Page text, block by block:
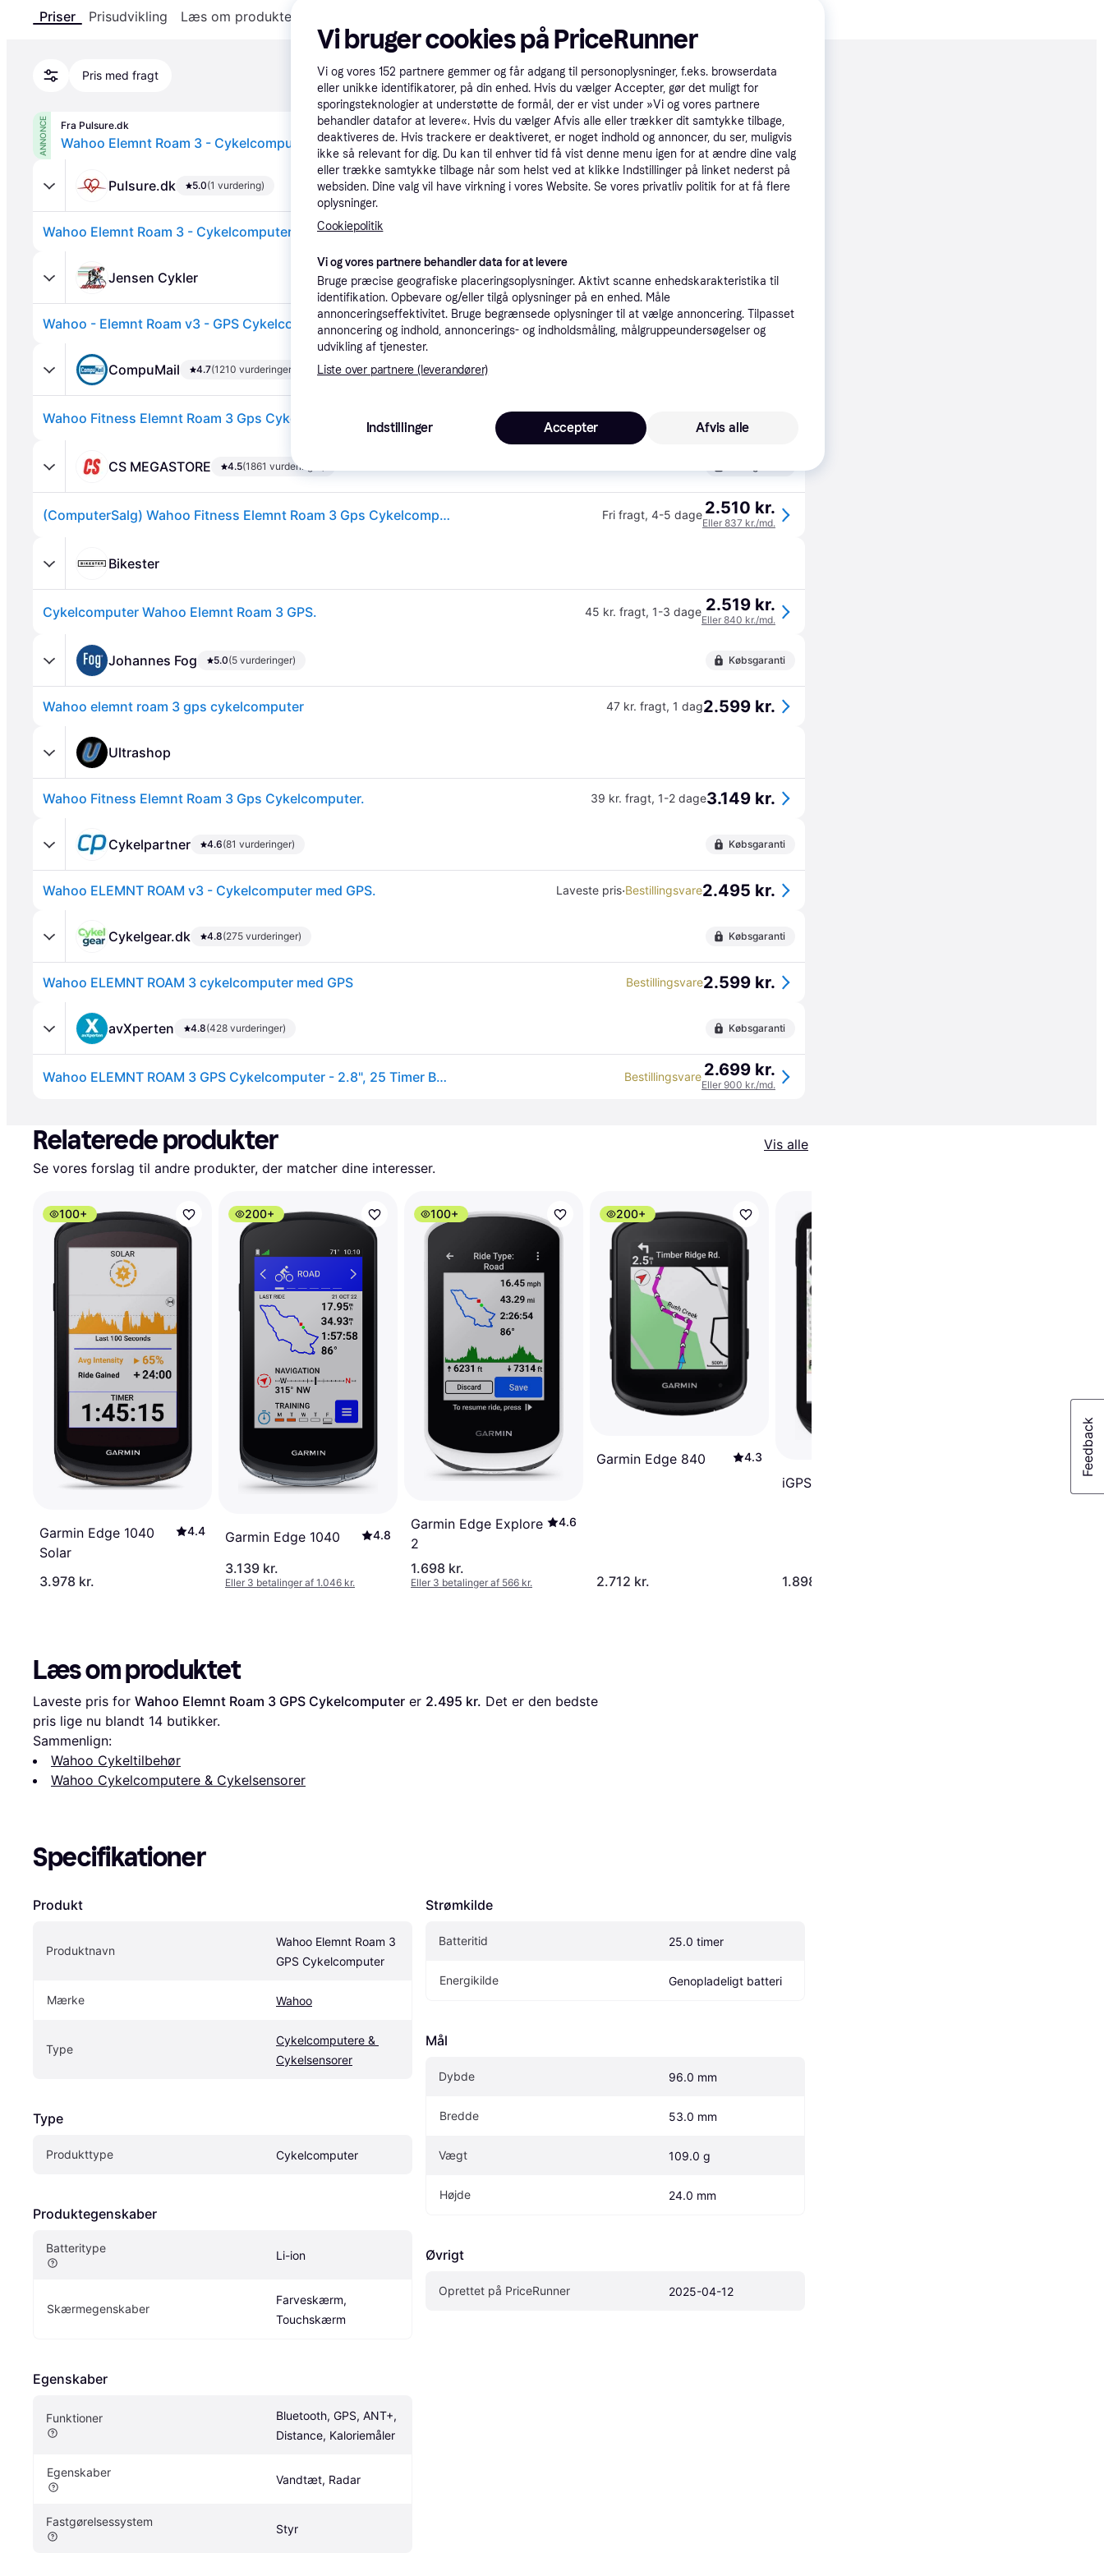
Priser Prisudvikling Læs om produktet
Pris med fragt Promoveret
ANNONCE Fra Pulsure.dk
Wahoo Elemnt Roam 3 - Cykelcomputer Køb hos officiel Wahoo forhandler for bedste service. Fri fragt, 1-2 dage2.495 kr.
Pulsure.dk 5.0(1 vurdering) Købsgaranti
Jensen Cykler Købsgaranti
Wahoo - Elemnt Roam v3 - GPS Cykelcomputer Laveste pris· Fri fragt 1-2 dage 2.495 kr.
CompuMail 4.7(1210 vurderinger)
Fri fragt
Eller 833 kr./md.
CS MEGASTORE 4.5(1861 vurderinger)
(ComputerSalg) Wahoo Fitness Elemnt Roam 3 Gps Cykelcomputer Fri fragt, 4-5 dage 2.510 kr.
Eller 837 kr./md.
Bikester
Cykelcomputer Wahoo Elemnt Roam 3 GPS. 45 kr. fragt, 1-3 dage 2.519 kr.
Eller 840 kr./md.
Johannes Fog 5.0(5 vurderinger) Købsgaranti
Wahoo elemnt roam 3 gps cykelcomputer 47 kr. fragt, 1 dag2.599 kr.
Ultrashop
Wahoo Fitness Elemnt Roam 3 Gps Cykelcomputer. 39 kr. fragt, 1-2 dage3.149 kr.
Cykelpartner 4.6(81 vurderinger) Købsgaranti
Wahoo ELEMNT ROAM v3 - Cykelcomputer med GPS. Laveste pris·Bestillingsvare2.495 kr.
Cykelgear.dk 4.8(275 vurderinger) Købsgaranti
Wahoo ELEMNT ROAM 3 cykelcomputer med GPS Bestillingsvare2.599 kr.
avXperten 4.8(428 vurderinger) Købsgaranti
Wahoo ELEMNT ROAM 3 GPS Cykelcomputer - 2.8", 25 Timer Batteritid Bestillingsvare 2.699 kr.
Eller 900 kr./md.
Relaterede produkter
Vis alle
Se vores forslag til andre produkter, der matcher dine interesser.
100+
Garmin Edge 1040
Solar
4.4
3.978 kr.
200+
Garmin Edge 1040 4.8
3.139 kr.
Eller 3 betalinger af 1.046 kr.
100+
Garmin Edge Explore
2
4.6
1.698 kr.
Eller 3 betalinger af 566 kr.
200+
Garmin Edge 840 4.3
2.712 kr.
iGPSPORT iGS800
1.898 kr.
Læs om produktet
Laveste pris for Wahoo Elemnt Roam 3 GPS Cykelcomputer er 2.495 kr. Det er den bedste
pris lige nu blandt 14 butikker.
Sammenlign:
Wahoo Cykeltilbehør
Wahoo Cykelcomputere & Cykelsensorer
Specifikationer
Produkt
Produktnavn
Wahoo Elemnt Roam 3
GPS Cykelcomputer
Mærke Wahoo
Type
Cykelcomputere &
Cykelsensorer
Type
Produkttype Cykelcomputer
Produktegenskaber
Batteritype
Li-ion
Skærmegenskaber
Farveskærm,
Touchskærm
Egenskaber
Funktioner
Bluetooth, GPS, ANT+,
Distance, Kaloriemåler
Egenskaber
Vandtæt, Radar
Fastgørelsessystem
Styr
Strømkilde
Batteritid 25.0 timer
Energikilde Genopladeligt batteri
Mål
Dybde 96.0 mm
Bredde 53.0 mm
Vægt 109.0 g
Højde 24.0 mm
Øvrigt
Oprettet på PriceRunner 2025-04-12
Vi bruger cookies på PriceRunner
Vi og vores 152 partnere gemmer og får adgang til personoplysninger, f.eks. browserdata
eller unikke identifikatorer, på din enhed. Hvis du vælger Accepter, gør det muligt for
sporingsteknologier at understøtte de formål, der er vist under »Vi og vores partnere
behandler datafor at levere«. Hvis du vælger Afvis alle eller trækker dit samtykke tilbage,
deaktiveres de. Hvis trackere er deaktiveret, er noget indhold og annoncer, du ser, muligvis
ikke så relevant for dig. Du kan til enhver tid få vist denne menu igen for at ændre dine valg
eller trække samtykke tilbage når som helst ved at klikke Indstillinger på linket nederst på
websiden. Dine valg vil have virkning i vores Website. Se vores privatliv politik for at få flere
oplysninger.
Cookiepolitik
Vi og vores partnere behandler data for at levere
Bruge præcise geografiske placeringsoplysninger. Aktivt scanne enhedskarakteristika til
identifikation. Opbevare og/eller tilgå oplysninger på en enhed. Måle
annonceringseffektivitet. Bruge begrænsede oplysninger til at vælge annoncering. Tilpasset
annoncering og indhold, annoncerings- og indholdsmåling, målgruppeundersøgelser og
udvikling af tjenester.
Liste over partnere (leverandører)
Indstillinger Afvis alle
Accepter